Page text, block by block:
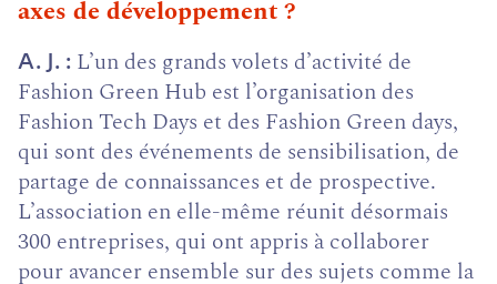
axes de développement ?
A. J.
L’un des grands volets d’activité de
Fashion Green Hub est l’organisation des
Fashion Tech Days et des Fashion Green days,
qui sont des événements de sensi­bilisation, de
partage de connaissances et de prospec­tive.
L’association en elle-même réunit désormais
300 en­treprises, qui ont appris à collaborer
pour avancer ensemble sur des sujets comme la